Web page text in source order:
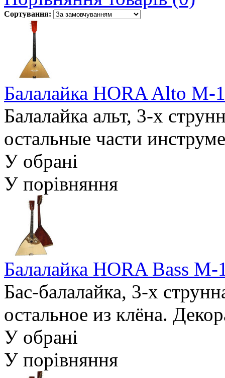
Сортування:
Балалайка HORA Alto M-
Балалайка альт, 3-х
остальные части
У обрані
У порівняння
Балалайка HORA Bass M-
Бас-балалайка, 3-х
остальное из клёна.
У обрані
У порівняння